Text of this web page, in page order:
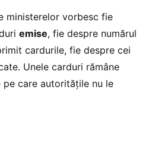
ministerelor vorbesc fie
emise, fie despre numărul
cardurile, fie despre cei
Unele carduri rămâne
care autoritățile nu le